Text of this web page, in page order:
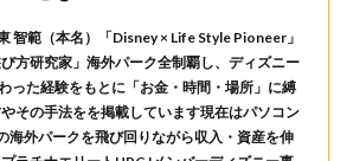
智範（本名）「Disney × Life Style Pioneer」
び方研究家」海外パーク全制覇し、ディズニー
った経験をもとに「お金・時間・場所」に縛
その手法をを掲載しています現在はパソコン
海外パークを飛び回りながら収入・資産を伸